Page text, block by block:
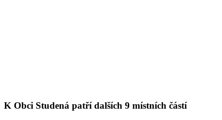
K Obci Studená patří dalších 9 místních částí